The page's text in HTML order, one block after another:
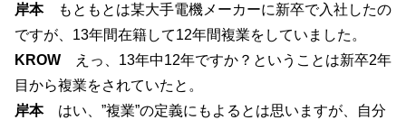
岸本もともとは某大手電機メーカーに新卒で入社したの
ですが、13年間在籍して12年間複業をしていました。
KROW えっ、13年中12年ですか？ということは新卒2年
目から複業をされていたと。
岸本はい、”複業”の定義にもよるとは思いますが、自分